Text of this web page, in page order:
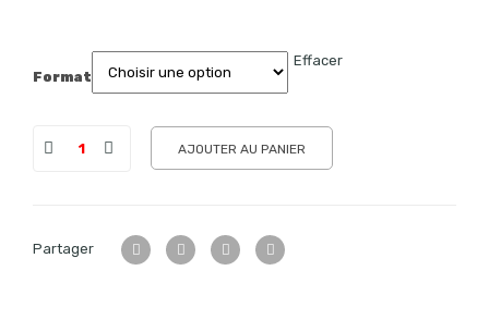
Format
Effacer
AJOUTER AU PANIER
Partager